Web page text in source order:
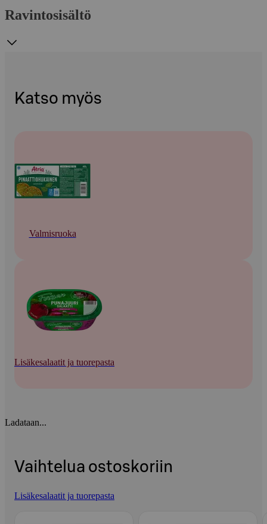
Ravintosisältö
Katso myös
Valmisruoka
Lisäkesalaatit ja tuorepasta
Ladataan...
Vaihtelua ostoskoriin
Lisäkesalaatit ja tuorepasta